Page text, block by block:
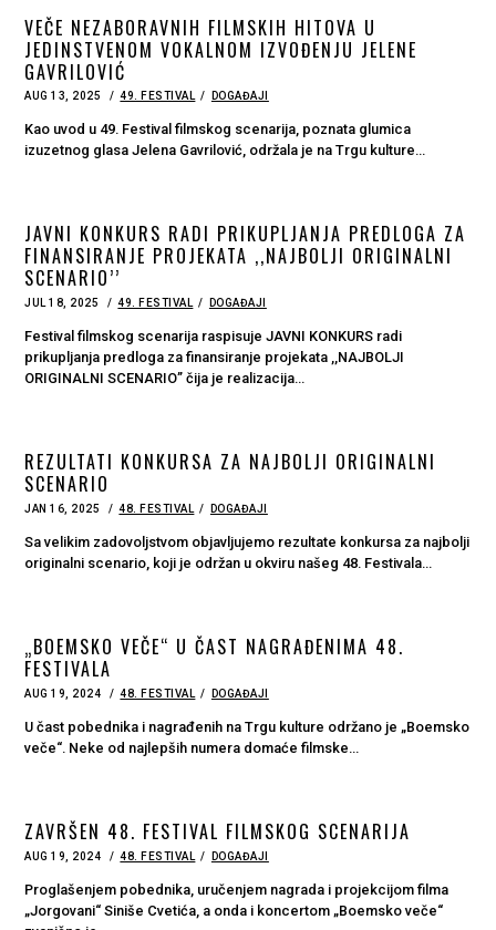
VEČE NEZABORAVNIH FILMSKIH HITOVA U
JEDINSTVENOM VOKALNOM IZVOĐENJU JELENE
GAVRILOVIĆ
POSTED
AUG 13, 2025
AUG
2025
49. FESTIVAL DOGAĐAJI
Kao uvod u 49. Festival filmskog scenarija, poznata glumica
izuzetnog glasa Jelena Gavrilović, održala je na Trgu kulture…
JAVNI KONKURS RADI PRIKUPLJANJA PREDLOGA ZA
FINANSIRANJE PROJEKATA ,,NAJBOLJI ORIGINALNI
SCENARIO’’
POSTED
JUL 18, 2025
DEC
2025
49. FESTIVAL DOGAĐAJI
Festival filmskog scenarija raspisuje JAVNI KONKURS radi
prikupljanja predloga za finansiranje projekata ,,NAJBOLJI
ORIGINALNI SCENARIO’’ čija je realizacija…
REZULTATI KONKURSA ZA NAJBOLJI ORIGINALNI
SCENARIO
POSTED
JAN 16, 2025 48. FESTIVAL DOGAĐAJI
Sa velikim zadovoljstvom objavljujemo rezultate konkursa za najbolji
originalni scenario, koji je održan u okviru našeg 48. Festivala…
„BOEMSKO VEČE“ U ČAST NAGRAĐENIMA 48.
FESTIVALA
POSTED
AUG 19, 2024 48. FESTIVAL DOGAĐAJI
U čast pobednika i nagrađenih na Trgu kulture održano je „Boemsko
veče“. Neke od najlepših numera domaće filmske…
ZAVRŠEN 48. FESTIVAL FILMSKOG SCENARIJA
POSTED
AUG 19, 2024 48. FESTIVAL DOGAĐAJI
Proglašenjem pobednika, uručenjem nagrada i projekcijom filma
„Jorgovani“ Siniše Cvetića, a onda i koncertom „Boemsko veče“